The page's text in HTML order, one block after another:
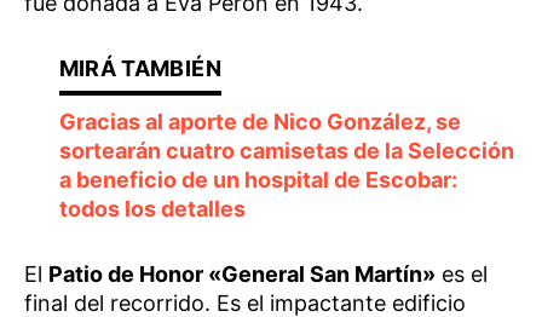
Gracias al aporte de Nico González, se
sortearán cuatro camisetas de la Selección
a beneficio de un hospital de Escobar:
todos los detalles
El Patio de Honor «General San Martín» es el
final del recorrido. Es el impactante edificio